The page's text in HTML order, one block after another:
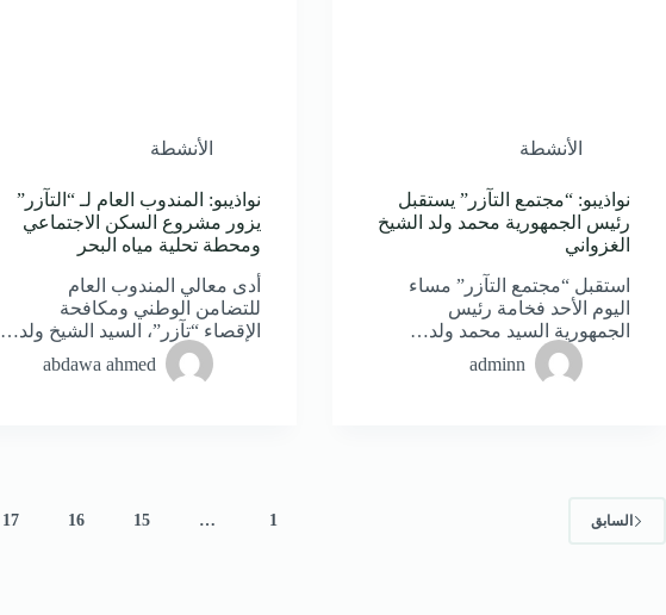
الأنشطة
نواذيبو: “مجتمع التآزر” يستقبل
رئيس الجمهورية محمد ولد الشيخ
الغزواني
استقبل “مجتمع التآزر” مساء
اليوم الأحد فخامة رئيس
الجمهورية السيد محمد ولد…
adminn
الأنشطة
نواذيبو: المندوب العام لـ “التآزر”
يزور مشروع السكن الاجتماعي
ومحطة تحلية مياه البحر
أدى معالي المندوب العام
للتضامن الوطني ومكافحة
الإقصاء “تآزر”، السيد الشيخ ولد…
abdawa ahmed
السابق 1
…
15
16
17